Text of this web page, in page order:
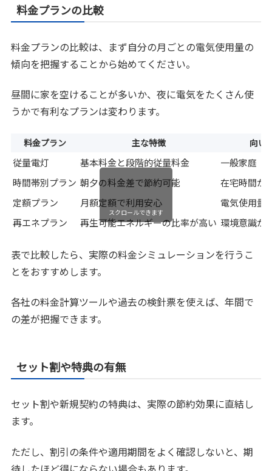
料金プランの比較
料金プランの比較は、まず自分の月ごとの電気使用量の
傾向を把握することから始めてください。
昼間に家を空けることが多いか、夜に電気をたくさん使
うかで有利なプランは変わります。
料金プラン 主な特徴 向い
従量電灯 基本料金と段階的従量料金
一般家庭
時間帯別プラン 朝夕の料金差で節約可能
在宅時間が
定額プラン
月額定額で利用安心
電気使用量
再エネプラン
再生可能エネルギーの比率が高い 環境意識が
スクロールできます
表で比較したら、実際の料金シミュレーションを行うこ
とをおすすめします。
各社の料金計算ツールや過去の検針票を使えば、年間で
の差が把握できます。
セット割や特典の有無
セット割や新規契約の特典は、実際の節約効果に直結し
ます。
ただし、割引の条件や適用期間をよく確認しないと、期